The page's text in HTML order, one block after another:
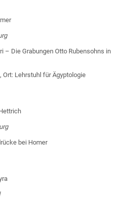
– Die Grabungen Otto Rubensohns in
Ort: Lehrstuhl für Ägyptologie
bei Homer